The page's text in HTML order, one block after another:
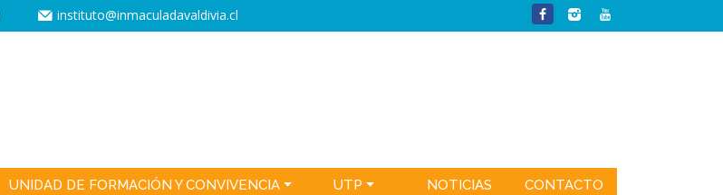
instituto@inmaculadavaldivia.cl
UNIDAD DE FORMACIÓN Y CONVIVENCIA UTP NOTICIAS CONTACTO